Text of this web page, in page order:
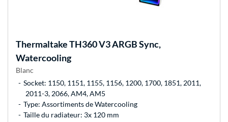
ThermaltakeTH360 V3 ARGB Sync,
Watercooling
Blanc
Socket: 1150, 1151, 1155, 1156, 1200, 1700, 1851, 2011,
2011-3, 2066, AM4, AM5
Type: Assortiments de Watercooling
Taille du radiateur: 3x 120 mm